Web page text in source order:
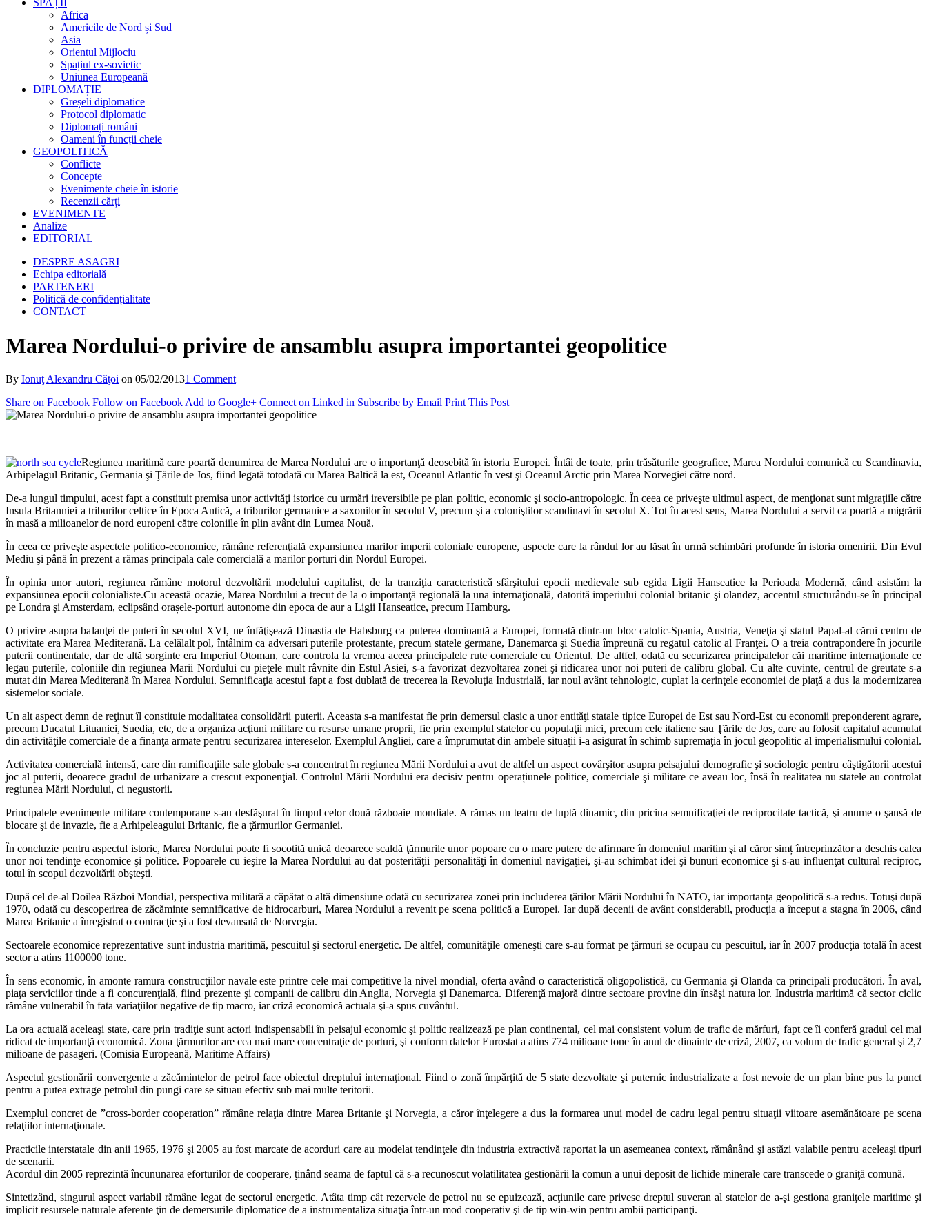
SPAȚII
Africa
Americile de Nord și Sud
Asia
Orientul Mijlociu
Spațiul ex-sovietic
Uniunea Europeană
DIPLOMAȚIE
Greșeli diplomatice
Protocol diplomatic
Diplomați români
Oameni în funcții cheie
GEOPOLITICĂ
Conflicte
Concepte
Evenimente cheie în istorie
Recenzii cărți
EVENIMENTE
Analize
EDITORIAL
DESPRE ASAGRI
Echipa editorială
PARTENERI
Politică de confidențialitate
CONTACT
Marea Nordului-o privire de ansamblu asupra importantei geopolitice
By Ionuţ Alexandru Căţoi on 05/02/20131 Comment
Share on Facebook Follow on Facebook Add to Google+ Connect on Linked in Subscribe by Email Print This Post
Regiunea maritimă care poartă denumirea de Marea Nordului are o importanţă deosebită în istoria Europei. Întâi de toate, prin trăsăturile geografice, Marea Nordului comunică cu Scandinavia,
Arhipelagul Britanic, Germania şi Ţările de Jos, fiind legată totodată cu Marea Baltică la est, Oceanul Atlantic în vest şi Oceanul Arctic prin Marea Norvegiei către nord.
De-a lungul timpului, acest fapt a constituit premisa unor activităţi istorice cu urmări ireversibile pe plan politic, economic şi socio-antropologic. În ceea ce priveşte ultimul aspect, de menţionat sunt migraţiile către
Insula Britanniei a triburilor celtice în Epoca Antică, a triburilor germanice a saxonilor în secolul V, precum şi a coloniştilor scandinavi în secolul X. Tot în acest sens, Marea Nordului a servit ca poartă a migrării
în masă a milioanelor de nord europeni către coloniile în plin avânt din Lumea Nouă.
În ceea ce priveşte aspectele politico-economice, rămâne referenţială expansiunea marilor imperii coloniale europene, aspecte care la rândul lor au lăsat în urmă schimbări profunde în istoria omenirii. Din Evul
Mediu şi până în prezent a rămas principala cale comercială a marilor porturi din Nordul Europei.
În opinia unor autori, regiunea rămâne motorul dezvoltării modelului capitalist, de la tranziţia caracteristică sfârşitului epocii medievale sub egida Ligii Hanseatice la Perioada Modernă, când asistăm la
expansiunea epocii colonialiste.Cu această ocazie, Marea Nordului a trecut de la o importanţă regională la una internaţională, datorită imperiului colonial britanic şi olandez, accentul structurându-se în principal
pe Londra şi Amsterdam, eclipsând orașele-porturi autonome din epoca de aur a Ligii Hanseatice, precum Hamburg.
O privire asupra balanţei de puteri în secolul XVI, ne înfăţişează Dinastia de Habsburg ca puterea dominantă a Europei, formată dintr-un bloc catolic-Spania, Austria, Veneţia şi statul Papal-al cărui centru de
activitate era Marea Mediterană. La celălalt pol, întâlnim ca adversari puterile protestante, precum statele germane, Danemarca şi Suedia împreună cu regatul catolic al Franţei. O a treia contrapondere în jocurile
puterii continentale, dar de altă sorginte era Imperiul Otoman, care controla la vremea aceea principalele rute comerciale cu Orientul. De altfel, odată cu securizarea principalelor căi maritime internaţionale ce
legau puterile, coloniile din regiunea Marii Nordului cu pieţele mult râvnite din Estul Asiei, s-a favorizat dezvoltarea zonei şi ridicarea unor noi puteri de calibru global. Cu alte cuvinte, centrul de greutate s-a
mutat din Marea Mediterană în Marea Nordului. Semnificaţia acestui fapt a fost dublată de trecerea la Revoluţia Industrială, iar noul avânt tehnologic, cuplat la cerinţele economiei de piaţă a dus la modernizarea
sistemelor sociale.
Un alt aspect demn de reţinut îl constituie modalitatea consolidării puterii. Aceasta s-a manifestat fie prin demersul clasic a unor entităţi statale tipice Europei de Est sau Nord-Est cu economii preponderent agrare,
precum Ducatul Lituaniei, Suedia, etc, de a organiza acţiuni militare cu resurse umane proprii, fie prin exemplul statelor cu populaţii mici, precum cele italiene sau Ţările de Jos, care au folosit capitalul acumulat
din activităţile comerciale de a finanţa armate pentru securizarea intereselor. Exemplul Angliei, care a împrumutat din ambele situaţii i-a asigurat în schimb supremaţia în jocul geopolitic al imperialismului colonial.
Activitatea comercială intensă, care din ramificaţiile sale globale s-a concentrat în regiunea Mării Nordului a avut de altfel un aspect covârşitor asupra peisajului demografic şi sociologic pentru câştigătorii acestui
joc al puterii, deoarece gradul de urbanizare a crescut exponenţial. Controlul Mării Nordului era decisiv pentru operațiunele politice, comerciale şi militare ce aveau loc, însă în realitatea nu statele au controlat
regiunea Mării Nordului, ci negustorii.
Principalele evenimente militare contemporane s-au desfăşurat în timpul celor două războaie mondiale. A rămas un teatru de luptă dinamic, din pricina semnificaţiei de reciprocitate tactică, şi anume o şansă de
blocare şi de invazie, fie a Arhipeleagului Britanic, fie a ţărmurilor Germaniei.
În concluzie pentru aspectul istoric, Marea Nordului poate fi socotită unică deoarece scaldă ţărmurile unor popoare cu o mare putere de afirmare în domeniul maritim şi al căror simț întreprinzător a deschis calea
unor noi tendinţe economice şi politice. Popoarele cu ieşire la Marea Nordului au dat posterităţii personalităţi în domeniul navigaţiei, şi-au schimbat idei şi bunuri economice şi s-au influenţat cultural reciproc,
totul în scopul dezvoltării obşteşti.
După cel de-al Doilea Război Mondial, perspectiva militară a căpătat o altă dimensiune odată cu securizarea zonei prin includerea ţărilor Mării Nordului în NATO, iar importanța geopolitică s-a redus. Totuşi după
1970, odată cu descoperirea de zăcăminte semnificative de hidrocarburi, Marea Nordului a revenit pe scena politică a Europei. Iar după decenii de avânt considerabil, producţia a început a stagna în 2006, când
Marea Britanie a înregistrat o contracţie şi a fost devansată de Norvegia.
Sectoarele economice reprezentative sunt industria maritimă, pescuitul şi sectorul energetic. De altfel, comunităţile omeneşti care s-au format pe ţărmuri se ocupau cu pescuitul, iar în 2007 producţia totală în acest
sector a atins 1100000 tone.
În sens economic, în amonte ramura construcţiilor navale este printre cele mai competitive la nivel mondial, oferta având o caracteristică oligopolistică, cu Germania şi Olanda ca principali producători. În aval,
piaţa serviciilor tinde a fi concurenţială, fiind prezente şi companii de calibru din Anglia, Norvegia şi Danemarca. Diferenţă majoră dintre sectoare provine din însăşi natura lor. Industria maritimă că sector ciclic
rămâne vulnerabil în fata variaţiilor negative de tip macro, iar criză economică actuala şi-a spus cuvântul.
La ora actuală aceleaşi state, care prin tradiţie sunt actori indispensabili în peisajul economic şi politic realizează pe plan continental, cel mai consistent volum de trafic de mărfuri, fapt ce îi conferă gradul cel mai
ridicat de importanţă economică. Zona ţărmurilor are cea mai mare concentraţie de porturi, şi conform datelor Eurostat a atins 774 milioane tone în anul de dinainte de criză, 2007, ca volum de trafic general şi 2,7
milioane de pasageri. (Comisia Europeană, Maritime Affairs)
Aspectul gestionării convergente a zăcămintelor de petrol face obiectul dreptului internaţional. Fiind o zonă împărţită de 5 state dezvoltate şi puternic industrializate a fost nevoie de un plan bine pus la punct
pentru a putea extrage petrolul din pungi care se situau efectiv sub mai multe teritorii.
Exemplul concret de ”cross-border cooperation” rămâne relaţia dintre Marea Britanie şi Norvegia, a căror înţelegere a dus la formarea unui model de cadru legal pentru situaţii viitoare asemănătoare pe scena
relaţiilor internaţionale.
Practicile interstatale din anii 1965, 1976 şi 2005 au fost marcate de acorduri care au modelat tendinţele din industria extractivă raportat la un asemeanea context, rămânând şi astăzi valabile pentru aceleaşi tipuri
de scenarii.
Acordul din 2005 reprezintă încununarea eforturilor de cooperare, ţinând seama de faptul că s-a recunoscut volatilitatea gestionării la comun a unui deposit de lichide minerale care transcede o graniţă comună.
Sintetizând, singurul aspect variabil rămâne legat de sectorul energetic. Atâta timp cât rezervele de petrol nu se epuizează, acţiunile care privesc dreptul suveran al statelor de a-şi gestiona graniţele maritime şi
implicit resursele naturale aferente ţin de demersurile diplomatice de a instrumentaliza situaţia într-un mod cooperativ şi de tip win-win pentru ambii participanţi.